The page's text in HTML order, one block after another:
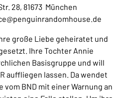
28, 81673 München
große Liebe geheiratet und
Ihre Tochter Annie
Basisgruppe und will
auffliegen lassen. Da wendet
BND mit einer Warnung an